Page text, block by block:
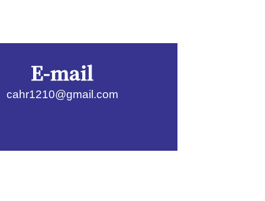
E-mail
cahr1210@gmail.com